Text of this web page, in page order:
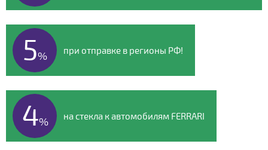
5% при отправке в регионы РФ!
4% на стекла к автомобилям FERRARI